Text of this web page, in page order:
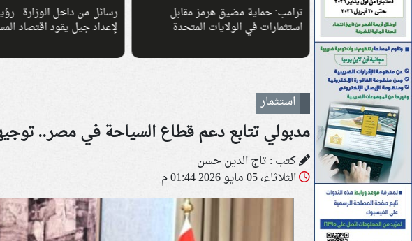
بعقود لإدارة ترامب: حماية مضيق هرمز مقابل
استثمارات في الولايات المتحدة
رسائل من داخل الوزارة..
لإعداد جيل يقود اقتصاد
استثمار
مدبولي تتابع دعم قطاع السياحة في مصر..
كتب : تاج الدين حسن
الثلاثاء، 05 مايو 2026 01:44 م